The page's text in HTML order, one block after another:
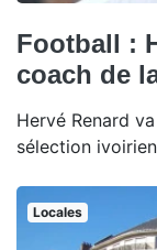
Football :
coach de
Hervé Renard
sélection
Locales